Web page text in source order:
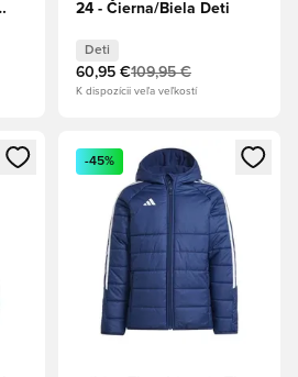
24 - Čierna/Biela Deti
Deti
60,95 €109,95 €
K dispozícii veľa veľkostí
alebo registráciu ako člen
Otvorí modál na prihlásenie
-45%